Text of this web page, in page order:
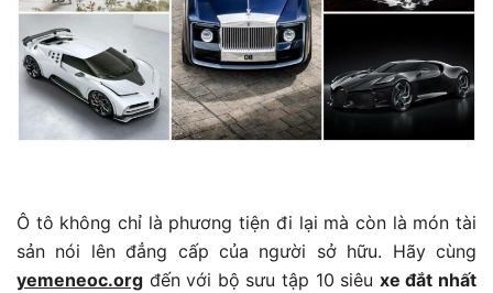
Ô tô không chỉ là phương tiện đi lại mà còn là món tài
sản nói lên đẳng cấp của người sở hữu. Hãy cùng
yemeneoc.org đến với bộ sưu tập 10 siêu xe đắt nhất